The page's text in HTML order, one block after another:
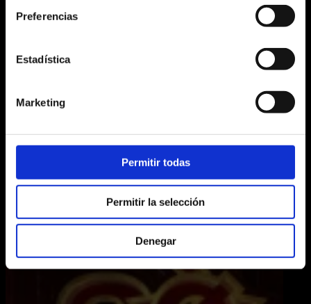
Preferencias
Estadística
Marketing
Permitir todas
Permitir la selección
Denegar
Resonancia de Corazón, el podcast que
aterriza en el Teatre Victoria
El Teatre Victoria fue el escenario de una cita muy
especial para los amantes del periodismo, la cultura y